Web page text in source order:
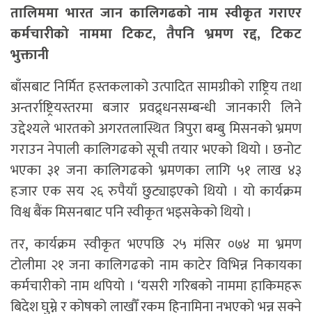
तालिममा भारत जान कालिगढको नाम स्वीकृत गराएर
कर्मचारीको नाममा टिकट, तैपनि भ्रमण रद्द, टिकट
भुक्तानी
बाँसबाट निर्मित हस्तकलाको उत्पादित सामग्रीको राष्ट्रिय तथा
अन्तर्राष्ट्रियस्तरमा बजार प्रवद्र्धनसम्बन्धी जानकारी लिने
उद्देश्यले भारतको अगरतलास्थित त्रिपुरा बम्बु मिसनको भ्रमण
गराउन नेपाली कालिगढको सूची तयार भएको थियो । छनोट
भएका ३१ जना कालिगढको भ्रमणका लागि ५१ लाख ४३
हजार एक सय २६ रुपैयाँ छुट्याइएको थियो । यो कार्यक्रम
विश्व बैंक मिसनबाट पनि स्वीकृत भइसकेको थियो ।
तर, कार्यक्रम स्वीकृत भएपछि २५ मंसिर ०७४ मा भ्रमण
टोलीमा २१ जना कालिगढको नाम काटेर विभिन्न निकायका
कर्मचारीको नाम थपियो । ‘यसरी गरिबको नाममा हाकिमहरू
बिदेश घुम्ने र कोषको लाखौँ रकम हिनामिना नभएको भन्न सक्ने